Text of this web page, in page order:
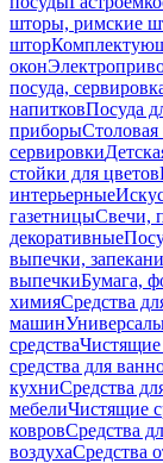
шторы, римские
штор
окон
посуда,
напитковПосуда
приборыСтоловая
сервировки
стойки для цветов
интерьерные
газетницыСвечи,
декоративные
выпечки,
выпечкиБумага,
химияСредства
машин
средстваЧистящие
средства для
кухниСредства
мебелиЧистящие
ковровСредства
воздухаСредства